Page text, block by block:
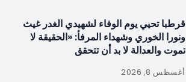
قرطبا تحيي يوم الوفاء لشهيدي الغدر غيث
ونورا الخوري وشهداء المرفأ: «الحقيقة لا
تموت والعدالة لا بد أن تتحقق
أغسطس 8, 2026